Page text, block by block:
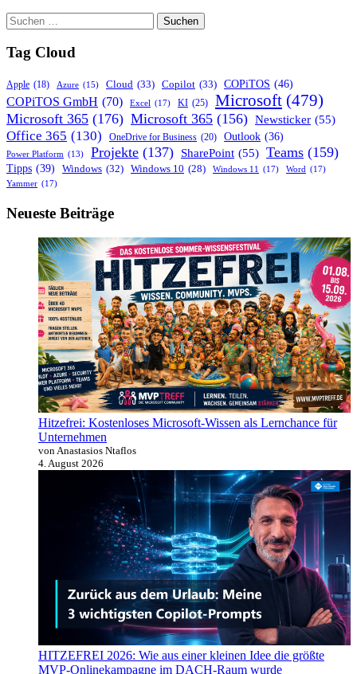
die
365
Cloud
so
sicher?
Suchen
nach:
Tag Cloud
Apple (18) Azure (15) Cloud (33) Copilot (33) COPiTOS (46)
COPiTOS GmbH (70) Excel (17) KI (25) Microsoft (479)
Microsoft 365 (176) Microsoft 365 (156) Newsticker (55)
Office 365 (130) OneDrive for Business (20) Outlook (36)
Power Platform (13) Projekte (137) SharePoint (55) Teams (159)
Tipps (39) Windows (32) Windows 10 (28) Windows 11 (17) Word (17)
Yammer (17)
Neueste Beiträge
Hitzefrei: Kostenloses Microsoft-Wissen als Lernchance für
Unternehmen
von Anastasios Ntaflos
4. August 2026
HITZEFREI 2026: Wie aus einer kleinen Idee die größte
MVP-Onlinekampagne im DACH-Raum wurde